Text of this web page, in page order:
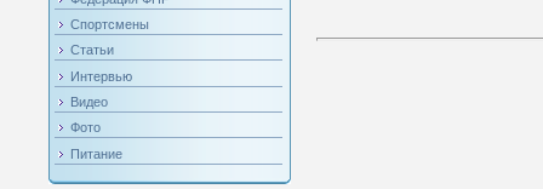
Спортсмены
Статьи
Интервью
Видео
Фото
Питание